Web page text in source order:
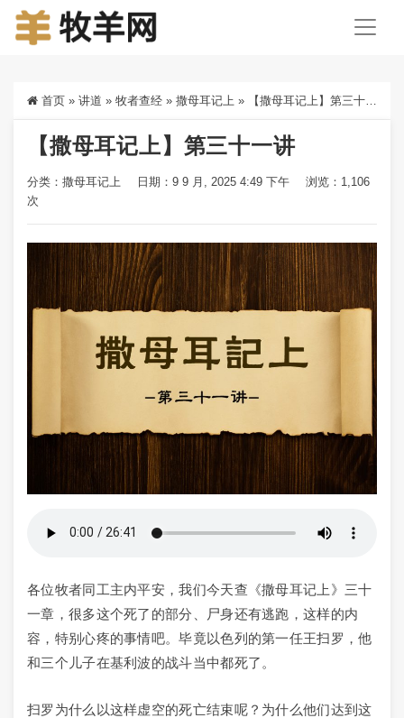
首页 » 讲道 » 牧者查经 » 撒母耳记上 » 【撒母耳记上】第三十一讲
【撒母耳记上】第三十一讲
分类： 撒母耳记上 日期：9 9 月, 2025 4:49 下午
浏览：1,106
次
各位牧者同工主内平安，我们今天查《撒母耳记上》三十
一章，很多这个死了的部分、尸身还有逃跑，这样的内
容，特别心疼的事情吧。毕竟以色列的第一任王扫罗，他
和三个儿子在基利波的战斗当中都死了。
扫罗为什么以这样虚空的死亡结束呢？为什么他们达到这